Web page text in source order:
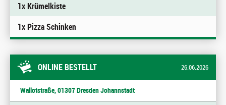
1x Krümelkiste
1x Pizza Schinken
ONLINE BESTELLT 26.06.2026
Wallotstraße, 01307 Dresden Johannstadt